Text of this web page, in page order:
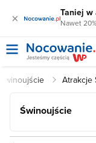
× Taniej
Nawet
Atrakcje
Świnoujście